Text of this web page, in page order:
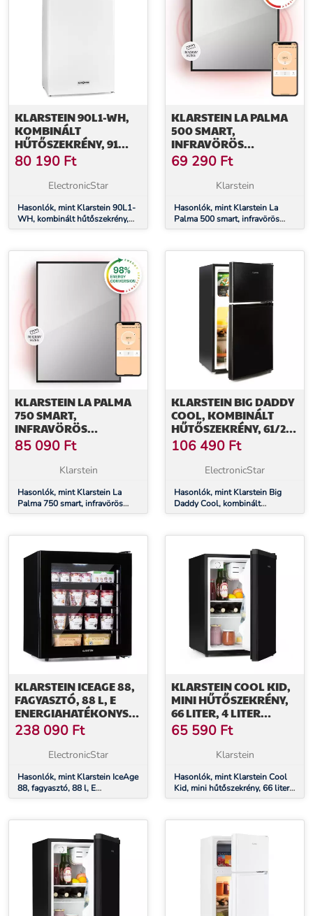
KLARSTEIN 90L1-WH,
KOMBINÁLT
HŰTŐSZEKRÉNY, 91
LITER, E
ENERGIAHATÉKONYSÁGI
OSZTÁLY
80 190 Ft
ElectronicStar
Hasonlók, mint Klarstein 90L1-
WH, kombinált hűtőszekrény,
91 liter, E energiahatékonysági
KLARSTEIN LA PALMA
500 SMART,
INFRAVÖRÖS
HŐSUGÁRZÓ 2 AZ 1-
BEN, 60 X 60 CM, 500
W, TÜKÖR ELÜLSŐ
69 290 Ft
Klarstein
Hasonlók, mint Klarstein La
Palma 500 smart, infravörös
hősugárzó 2 az 1-ben, 60 x 60
KLARSTEIN LA PALMA
750 SMART,
INFRAVÖRÖS
HŐSUGÁRZÓ 2 AZ 1-
BEN, 85 X 60 CM, 750 W,
TÜKÖR ELÜLSŐ RÉSZ
85 090 Ft
Klarstein
Hasonlók, mint Klarstein La
Palma 750 smart, infravörös
hősugárzó 2 az 1-ben, 85 x 60
KLARSTEIN BIG DADDY
COOL, KOMBINÁLT
HŰTŐSZEKRÉNY, 61/26
LITERES, 40 DB, F
ENERGIAHATÉKONYSÁGI
OSZTÁLY, FEKETE
106 490 Ft
ElectronicStar
Hasonlók, mint Klarstein Big
Daddy Cool, kombinált
hűtőszekrény, 61/26 literes, 40
osztály, fekete
KLARSTEIN ICEAGE 88,
FAGYASZTÓ, 88 L, E
ENERGIAHATÉKONYSÁGI
OSZTÁLY, 2 EMELET,
TERMOSZTÁT, ÜVEG
ELÜLSŐ RÉSZLAP
238 090 Ft
ElectronicStar
Hasonlók, mint Klarstein IceAge
88, fagyasztó, 88 l, E
energiahatékonysági osztály, 2
részlap
KLARSTEIN COOL KID,
MINI HŰTŐSZEKRÉNY,
66 LITER, 4 LITER
FAGYASZTÓREKESZ, 41
DB, F
ENERGIAHATÉKONYSÁGI
65 590 Ft
Klarstein
Hasonlók, mint Klarstein Cool
Kid, mini hűtőszekrény, 66 liter,
4 liter fagyasztórekesz, 41 dB, F
fekete